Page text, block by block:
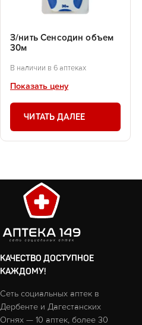
З/нить Сенсодин объем
30м
В наличии в 6 аптеках
Показать цену
ЧИТАТЬ ДАЛЕЕ
КАЧЕСТВО ДОСТУПНОЕ
КАЖДОМУ!
Сеть социальных аптек в
Дербенте и Дагестанских
Огнях — 10 аптек, более 30